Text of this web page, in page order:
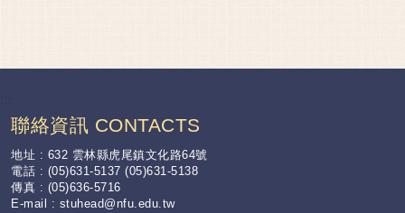
:::
聯絡資訊 CONTACTS
地址 : 632 雲林縣虎尾鎮文化路64號
電話 : (05)631-5137 (05)631-5138
傳真 : (05)636-5716
E-mail : stuhead@nfu.edu.tw